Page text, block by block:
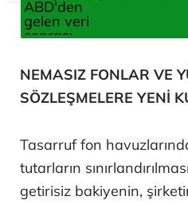
NEMASIZ FONLAR VE
SÖZLEŞMELERE YENİ
Tasarruf fon
tutarların
getirisiz bakiyenin,